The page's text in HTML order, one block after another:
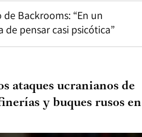
Backrooms: “En un
pensar casi psicótica”
ataques ucranianos de
y buques rusos en